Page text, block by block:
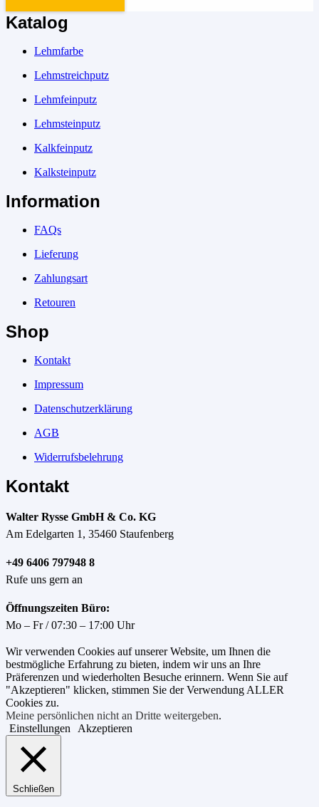
Katalog
Lehmfarbe
Lehmstreichputz
Lehmfeinputz
Lehmsteinputz
Kalkfeinputz
Kalksteinputz
Information
FAQs
Lieferung
Zahlungsart
Retouren
Shop
Kontakt
Impressum
Datenschutzerklärung
AGB
Widerrufsbelehrung
Kontakt
Walter Rysse GmbH & Co. KG
Am Edelgarten 1, 35460 Staufenberg
+49 6406 797948 8
Rufe uns gern an
Öffnungszeiten Büro:
Mo – Fr / 07:30 – 17:00 Uhr
Wir verwenden Cookies auf unserer Website, um Ihnen die
bestmögliche Erfahrung zu bieten, indem wir uns an Ihre
Präferenzen und wiederholten Besuche erinnern. Wenn Sie auf
"Akzeptieren" klicken, stimmen Sie der Verwendung ALLER
Cookies zu.
Meine persönlichen nicht an Dritte weitergeben.
Einstellungen
Akzeptieren
Schließen